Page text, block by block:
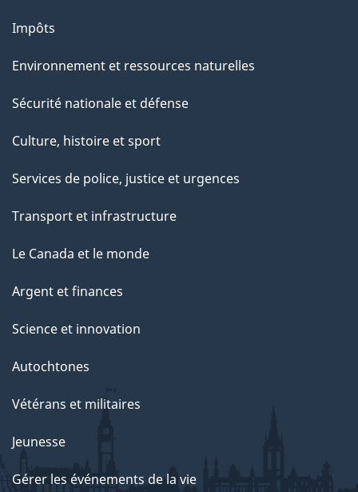
Impôts
Environnement et ressources naturelles
Sécurité nationale et défense
Culture, histoire et sport
Services de police, justice et urgences
Transport et infrastructure
Le Canada et le monde
Argent et finances
Science et innovation
Autochtones
Vétérans et militaires
Jeunesse
Gérer les événements de la vie